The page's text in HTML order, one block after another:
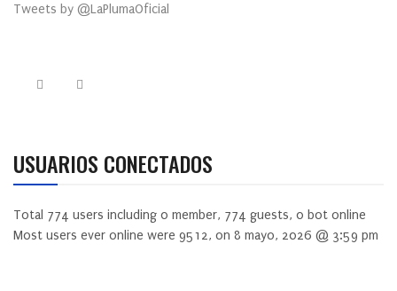
Tweets by @LaPlumaOficial
USUARIOS CONECTADOS
Total 774 users including 0 member, 774 guests, 0 bot online
Most users ever online were 9512, on 8 mayo, 2026 @ 3:59 pm